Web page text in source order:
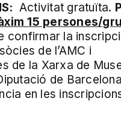
Activitat gratuïta.
15 persones/
confirmar la
de l’AMC i
de la Xarxa de
de
en les